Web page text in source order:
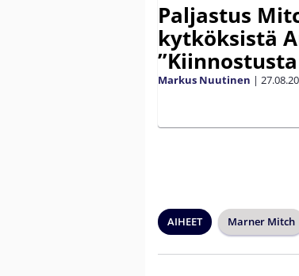
Paljastus
kytköksistä
Markus Nuutinen |
AIHEET Marner Mitch